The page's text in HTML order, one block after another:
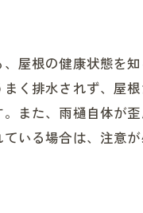
屋根の健康状態を
く排水されず、屋
また、雨樋自体が
いる場合は、注意が